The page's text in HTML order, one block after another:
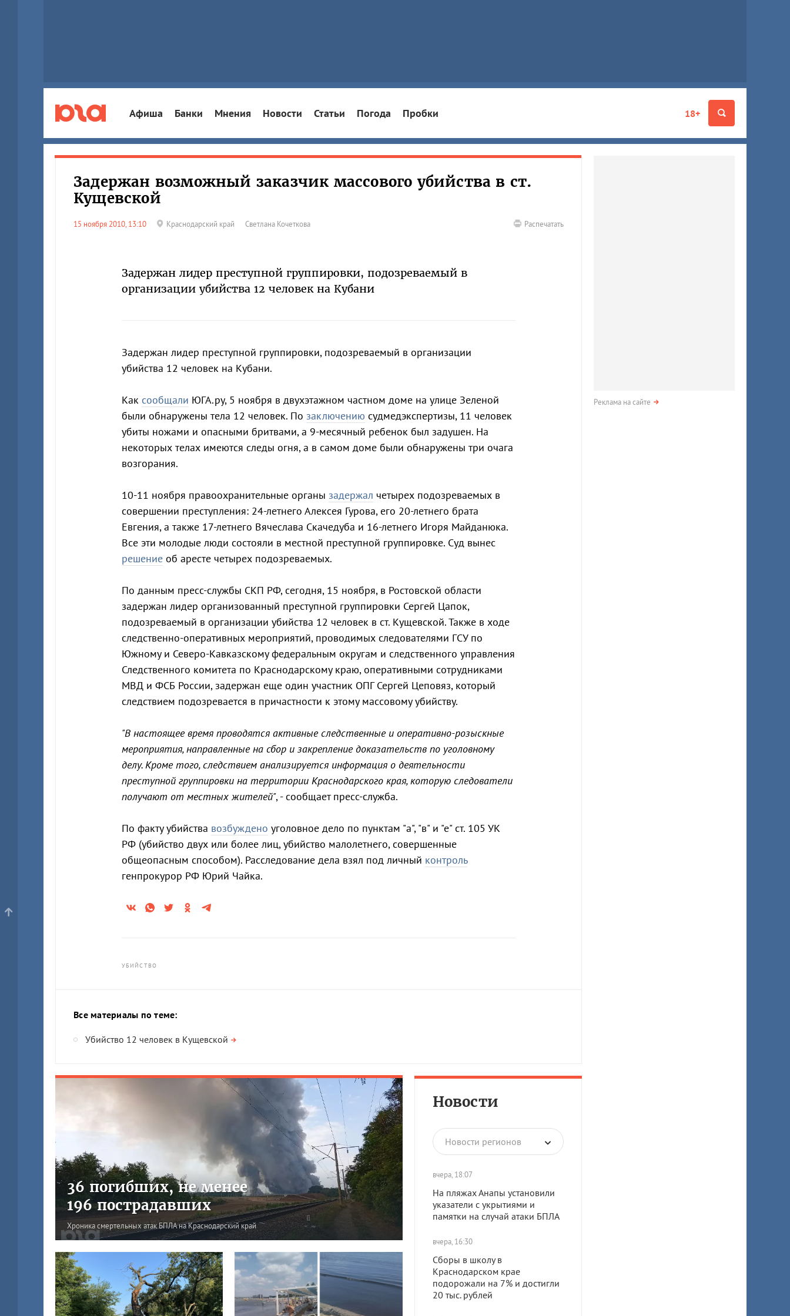
18+
Афиша Банки Мнения Новости Статьи Погода Пробки
Задержан возможный заказчик массового убийства в ст.
Кущевской
15 ноября 2010, 13:10 Краснодарский край Светлана Кочеткова Распечатать
Задержан лидер преступной группировки, подозреваемый в
организации убийства 12 человек на Кубани
Задержан лидер преступной группировки, подозреваемый в организации
убийства 12 человек на Кубани.
Как сообщали ЮГА.ру, 5 ноября в двухэтажном частном доме на улице Зеленой
были обнаружены тела 12 человек. По заключению судмедэкспертизы, 11 человек
убиты ножами и опасными бритвами, а 9-месячный ребенок был задушен. На
некоторых телах имеются следы огня, а в самом доме были обнаружены три очага
возгорания.
10-11 ноября правоохранительные органы задержал четырех подозреваемых в
совершении преступления: 24-летнего Алексея Гурова, его 20-летнего брата
Евгения, а также 17-летнего Вячеслава Скачедуба и 16-летнего Игоря Майданюка.
Все эти молодые люди состояли в местной преступной группировке. Суд вынес
решение об аресте четырех подозреваемых.
По данным пресс-службы СКП РФ, сегодня, 15 ноября, в Ростовской области
задержан лидер организованный преступной группировки Сергей Цапок,
подозреваемый в организации убийства 12 человек в ст. Кущевской. Также в ходе
следственно-оперативных мероприятий, проводимых следователями ГСУ по
Южному и Северо-Кавказскому федеральным округам и следственного управления
Следственного комитета по Краснодарскому краю, оперативными сотрудниками
МВД и ФСБ России, задержан еще один участник ОПГ Сергей Цеповяз, который
следствием подозревается в причастности к этому массовому убийству.
"В настоящее время проводятся активные следственные и оперативно-розыскные
мероприятия, направленные на сбор и закрепление доказательств по уголовному
делу. Кроме того, следствием анализируется информация о деятельности
преступной группировки на территории Краснодарского края, которую следователи
получают от местных жителей", - сообщает пресс-служба.
По факту убийства возбуждено уголовное дело по пунктам "а", "в" и "е" ст. 105 УК
РФ (убийство двух или более лиц, убийство малолетнего, совершенные
общеопасным способом). Расследование дела взял под личный контроль
генпрокурор РФ Юрий Чайка.
УБИЙСТВО
Все материалы по теме:
Убийство 12 человек в Кущевской
Новости
Новости регионов
вчера, 18:07
На пляжах Анапы установили
указатели с укрытиями и
памятки на случай атаки БПЛА
вчера, 16:30
Сборы в школу в
Краснодарском крае
подорожали на 7% и достигли
20 тыс. рублей
36 погибших, не менее
196 пострадавших
Хроника смертельных атак БПЛА на Краснодарский край
Реклама на сайте